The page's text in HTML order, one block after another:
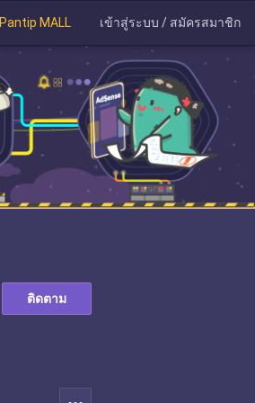
Pantip MALL เข้าสู่ระบบ / สมัครสมาชิก
ติดตาม